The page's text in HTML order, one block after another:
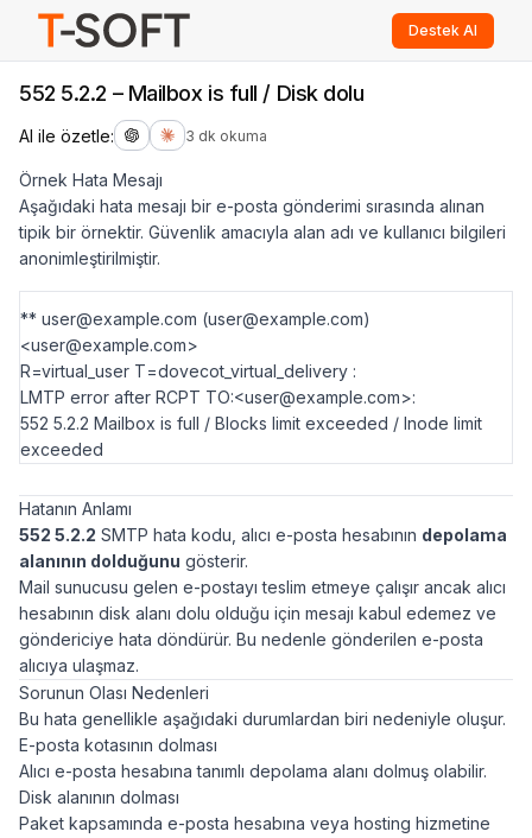
Destek Al
552 5.2.2 – Mailbox is full / Disk dolu
AI ile özetle: 3 dk okuma
Örnek Hata Mesajı
Aşağıdaki hata mesajı bir e-posta gönderimi sırasında alınan
tipik bir örnektir. Güvenlik amacıyla alan adı ve kullanıcı bilgileri
anonimleştirilmiştir.
** user@example.com (user@example.com)
<user@example.com>
R=virtual_user T=dovecot_virtual_delivery :
LMTP error after RCPT TO:<user@example.com>:
552 5.2.2 Mailbox is full / Blocks limit exceeded / Inode limit
exceeded
Hatanın Anlamı
552 5.2.2 SMTP hata kodu, alıcı e-posta hesabının depolama
alanının dolduğunu gösterir.
Mail sunucusu gelen e-postayı teslim etmeye çalışır ancak alıcı
hesabının disk alanı dolu olduğu için mesajı kabul edemez ve
göndericiye hata döndürür. Bu nedenle gönderilen e-posta
alıcıya ulaşmaz.
Sorunun Olası Nedenleri
Bu hata genellikle aşağıdaki durumlardan biri nedeniyle oluşur.
E-posta kotasının dolması
Alıcı e-posta hesabına tanımlı depolama alanı dolmuş olabilir.
Disk alanının dolması
Paket kapsamında e-posta hesabına veya hosting hizmetine